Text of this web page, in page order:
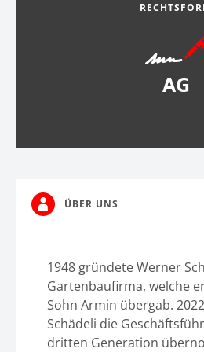
AG
ÜBER UNS
1948 gründete Werner
Gartenbaufirma, welche
Sohn Armin übergab.
Schädeli die
dritten Generation